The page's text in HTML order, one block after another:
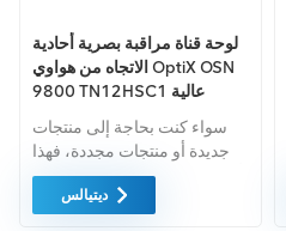
لوحة قناة مراقبة بصرية أحادية
الاتجاه من هواوي OptiX OSN
9800 TN12HSC1 عالية
الطاقة - OSN9800 UPS
سواء كنت بحاجة إلى منتجات
جديدة أو منتجات مجددة، فهذا
أمر شامل الضمان كمعيار. نحن
فقط نشتري معدات السوق
ديتيالس